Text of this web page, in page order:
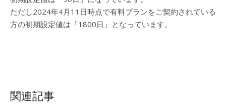
ただし2024年4月11日時点で有料プランをご契約されている
方の初期設定値は「1800日」となっています。
関連記事